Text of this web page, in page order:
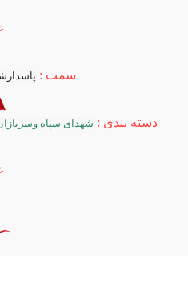
سمت :
دسته بندی : شهدای سپاه